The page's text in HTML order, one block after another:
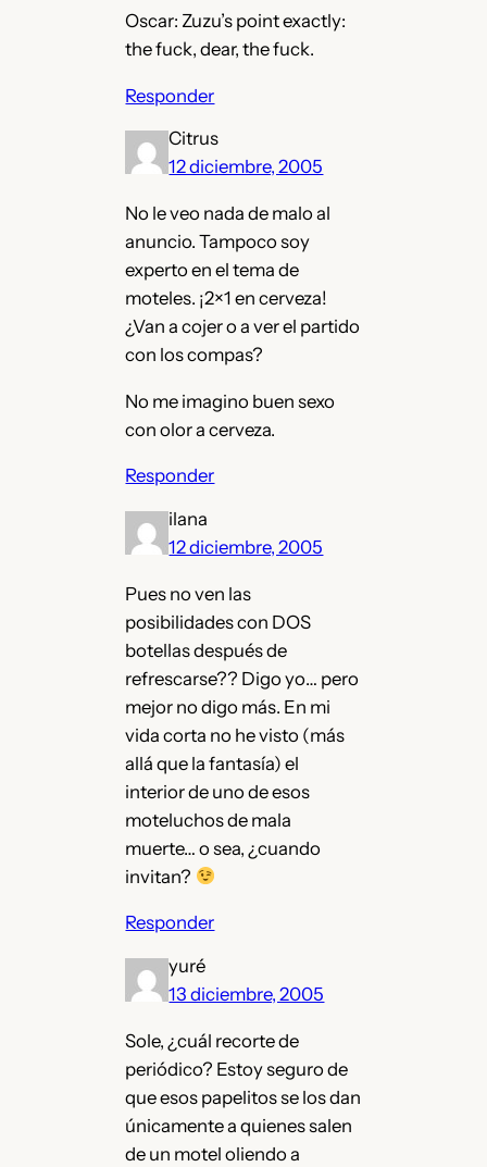
Oscar: Zuzu’s point exactly:
the fuck, dear, the fuck.
Responder
Citrus
12 diciembre, 2005
No le veo nada de malo al
anuncio. Tampoco soy
experto en el tema de
moteles. ¡2×1 en cerveza!
¿Van a cojer o a ver el partido
con los compas?
No me imagino buen sexo
con olor a cerveza.
Responder
ilana
12 diciembre, 2005
Pues no ven las
posibilidades con DOS
botellas después de
refrescarse?? Digo yo… pero
mejor no digo más. En mi
vida corta no he visto (más
allá que la fantasía) el
interior de uno de esos
moteluchos de mala
muerte… o sea, ¿cuando
invitan?
Responder
yuré
13 diciembre, 2005
Sole, ¿cuál recorte de
periódico? Estoy seguro de
que esos papelitos se los dan
únicamente a quienes salen
de un motel oliendo a